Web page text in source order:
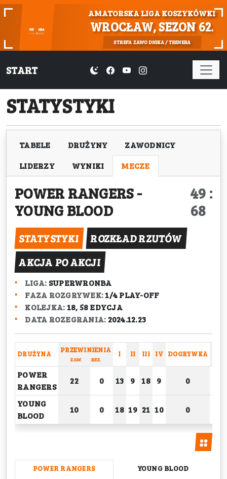
AMATORSKA LIGA KOSZYKÓWKI
WROCŁAW, SEZON 62.
STREFA ZAWODNIKA / TRENERA
START
STATYSTYKI
TABELE DRUŻYNY
ZAWODNICY
LIDERZY
WYNIKI MECZE
POWER RANGERS-
YOUNG BLOOD
49 :
68
STATYSTYKI
ROZKŁAD RZUTÓW
AKCJA PO AKCJI
LIGA: SUPERWRONBA
FAZA ROZGRYWEK:1/4 PLAY-OFF
KOLEJKA:18, 58 EDYCJA
DATA ROZEGRANIA: 2024.12.23
DRUŻYNA PRZEWINIENIA
ZAW. REZ.
I II III IV DOGRYWKA
POWER
RANGERS
22 0 13 9 18 9 0
YOUNG
BLOOD
10 0 18 19 21 10 0
POWER RANGERS YOUNG BLOOD